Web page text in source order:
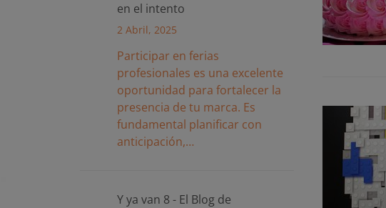
en el intento
2 Abril, 2025
Participar en ferias
profesionales es una excelente
oportunidad para fortalecer la
presencia de tu marca. Es
fundamental planificar con
anticipación,…
Y ya van 8 - El Blog de